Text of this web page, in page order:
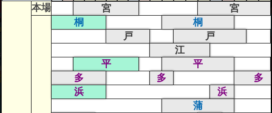
本場 宮 宮
桐
桐
戸
戸
江
平
平
多
多
多
浜
浜
蒲